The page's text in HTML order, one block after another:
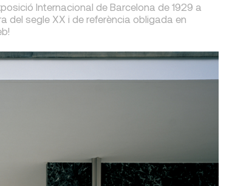
Internacional de Barcelona de 1929 a
del segle XX i de referència obligada en